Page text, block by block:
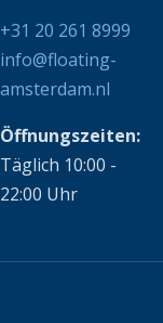
+31 20 261 8999
info@floating-
amsterdam.nl
Öffnungszeiten:
Täglich 10:00 -
22:00 Uhr